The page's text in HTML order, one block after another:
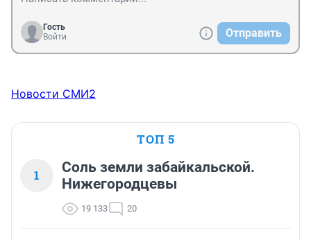
Гость
Войти
Отправить
Новости СМИ2
ТОП 5
1
Соль земли забайкальской.
Нижегородцевы
19 133 20